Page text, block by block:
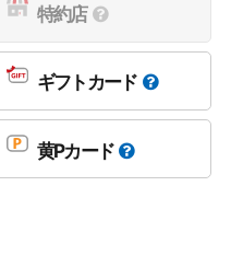
特約店
ギフトカード
黄Pカード